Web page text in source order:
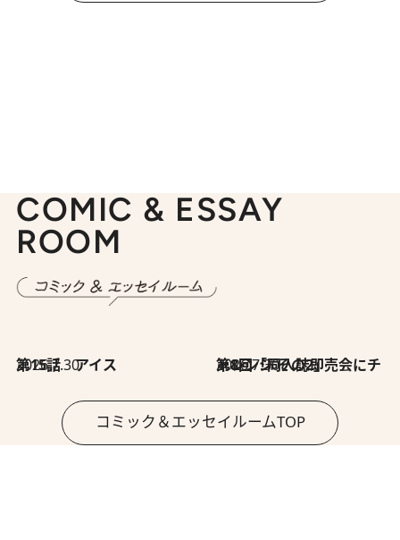
COMIC & ESSAY
ROOM
2026.7.30
第15話 アイス 2026.7.30
第8回「同人誌即売会にチャレンジ その2」
コミック＆エッセイルームTOP